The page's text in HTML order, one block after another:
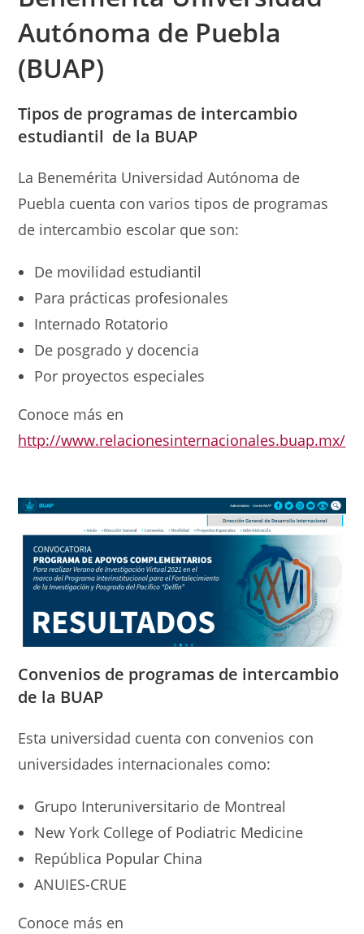
Autónoma de Puebla
(BUAP)
Tipos de programas de intercambio
estudiantil de la BUAP
La Benemérita Universidad Autónoma de
Puebla cuenta con varios tipos de programas
de intercambio escolar que son:
De movilidad estudiantil
Para prácticas profesionales
Internado Rotatorio
De posgrado y docencia
Por proyectos especiales
Conoce más en
http://www.relacionesinternacionales.buap.mx/
Convenios de programas de intercambio
de la BUAP
Esta universidad cuenta con convenios con
universidades internacionales como:
Grupo Interuniversitario de Montreal
New York College of Podiatric Medicine
República Popular China
ANUIES-CRUE
Conoce más en